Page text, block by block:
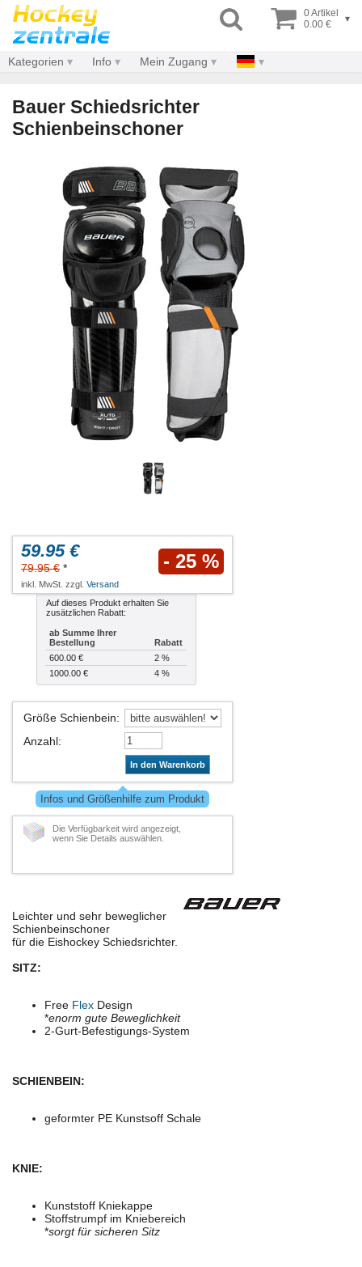
0 Artikel
0.00 €
▾
Kategorien Info Mein Zugang
Bauer Schiedsrichter
Schienbeinschoner
59.95 €
79.95 € * - 25 %
inkl. MwSt. zzgl. Versand
Auf dieses Produkt erhalten Sie
zusätzlichen Rabatt:
ab Summe Ihrer
Bestellung
Rabatt
600.00 €
2 %
1000.00 €
4 %
Größe Schienbein:
Anzahl:
In den Warenkorb
Infos und Größenhilfe zum Produkt
Die Verfügbarkeit wird angezeigt,
wenn Sie Details auswählen.
Leichter und sehr beweglicher
Schienbeinschoner
für die Eishockey Schiedsrichter.
SITZ:
Free Flex Design
*enorm gute Beweglichkeit
2-Gurt-Befestigungs-System
SCHIENBEIN:
geformter PE Kunstsoff Schale
KNIE:
Kunststoff Kniekappe
Stoffstrumpf im Kniebereich
*sorgt für sicheren Sitz